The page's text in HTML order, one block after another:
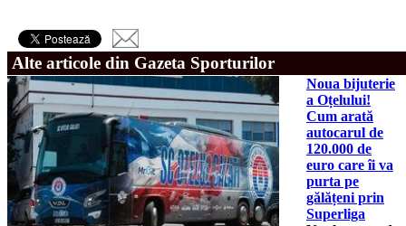
Alte articole din Gazeta Sporturilor
Noua bijuterie
a Oțelului!
Cum arată
autocarul de
120.000 de
euro care îi va
purta pe
gălățeni prin
Superliga